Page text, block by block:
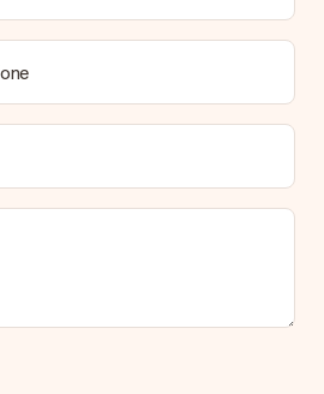
cliente. Teremos todo o prazer em
solução possível.
juntamente com o seu presente.
para o seu email e poderá
conta MySurprise. Isto significa
ser enviado diretamente ao